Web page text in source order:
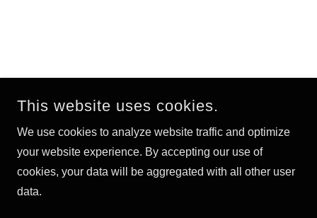
This website uses cookies.
We use cookies to analyze website traffic and optimize
your website experience. By accepting our use of
cookies, your data will be aggregated with all other user
data.